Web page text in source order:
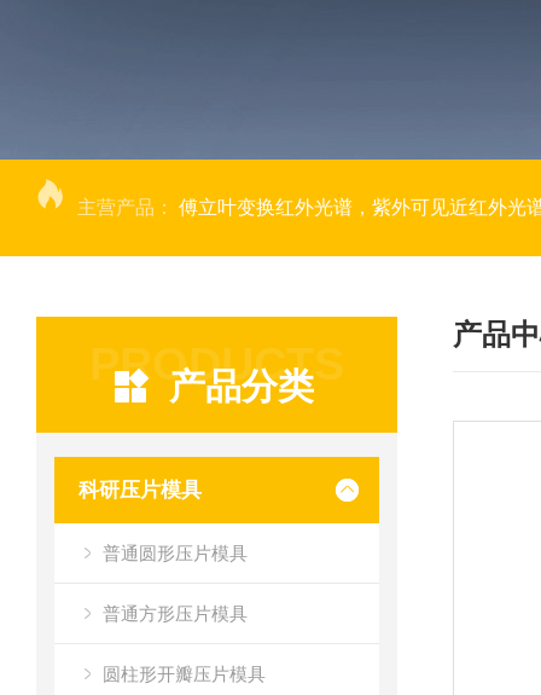
主营产品： 傅立叶变换红外光谱，紫外可见近红外光谱仪
PRODUCTS
产品分类
科研压片模具
普通圆形压片模具
普通方形压片模具
圆柱形开瓣压片模具
产品